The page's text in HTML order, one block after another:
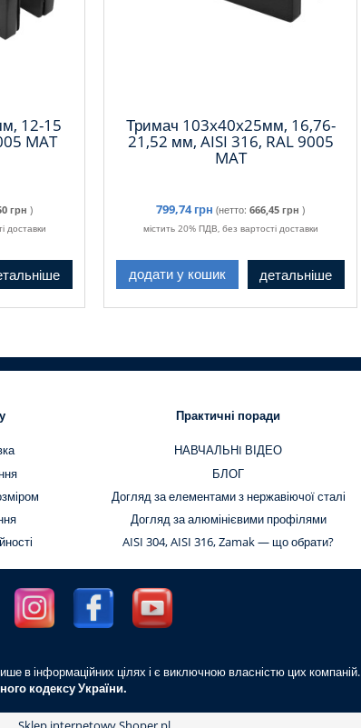
12-15
MAT
грн )
доставки
Тримач 103x40x25мм, 16,76-
21,52 мм, AISI 316, RAL 9005
MAT
799,74 грн (нетто: 666,45 грн )
містить 20% ПДВ, без вартості доставки
додати у кошик детальніше
Практичні поради
НАВЧАЛЬНI ВІДЕО
БЛОГ
Догляд за елементами з нержавіючої сталі
Догляд за алюмінієвими профілями
AISI 304, AISI 316, Zamak — що обрати?
в інформаційних цілях і є виключною власністю цих компаній.
кодексу України.